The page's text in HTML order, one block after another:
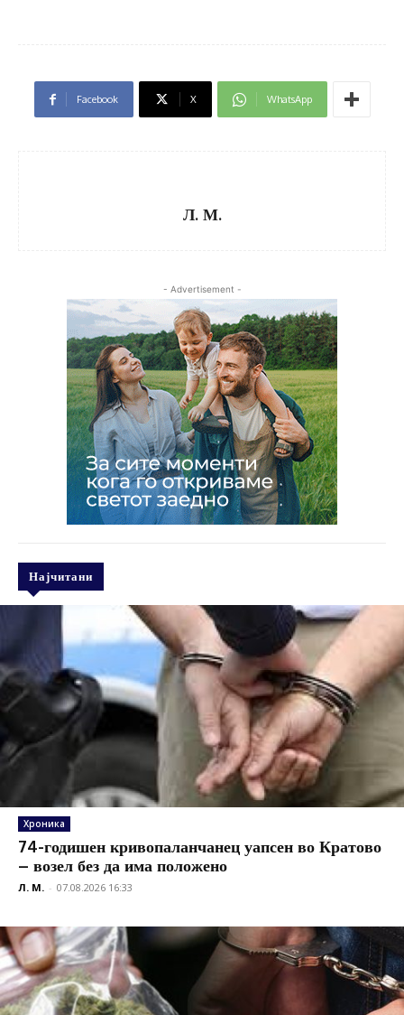
Facebook X WhatsApp
Л. М.
- Advertisement -
Најчитани
Хроника
74-годишен кривопаланчанец уапсен во Кратово
– возел без да има положено
Л. М. - 07.08.2026 16:33